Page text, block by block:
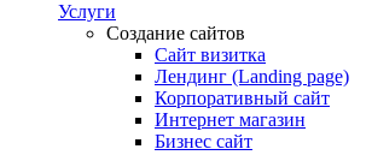
Услуги
Создание сайтов
Сайт визитка
Лендинг (Landing page)
Корпоративный сайт
Интернет магазин
Бизнес сайт